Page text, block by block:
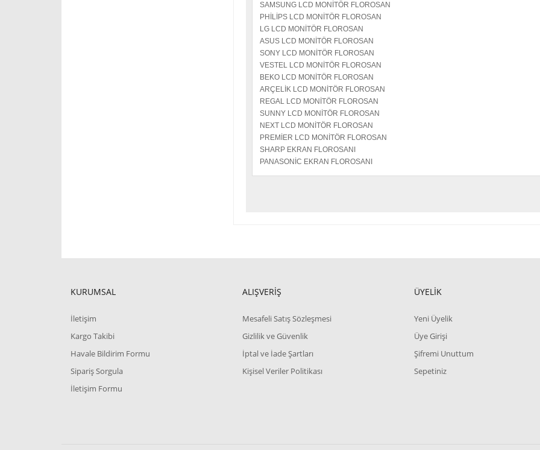
SAMSUNG LCD MONİTÖR FLOROSAN
PHİLİPS LCD MONİTÖR FLOROSAN
LG LCD MONİTÖR FLOROSAN
ASUS LCD MONİTÖR FLOROSAN
SONY LCD MONİTÖR FLOROSAN
VESTEL LCD MONİTÖR FLOROSAN
BEKO LCD MONİTÖR FLOROSAN
ARÇELİK LCD MONİTÖR FLOROSAN
REGAL LCD MONİTÖR FLOROSAN
SUNNY LCD MONİTÖR FLOROSAN
NEXT LCD MONİTÖR FLOROSAN
PREMİER LCD MONİTÖR FLOROSAN
SHARP EKRAN FLOROSANI
PANASONİC EKRAN FLOROSANI
KURUMSAL
İletişim
Kargo Takibi
Havale Bildirim Formu
Sipariş Sorgula
İletişim Formu
ALIŞVERİŞ
Mesafeli Satış Sözleşmesi
Gizlilik ve Güvenlik
İptal ve İade Şartları
Kişisel Veriler Politikası
ÜYELİK
Yeni Üyelik
Üye Girişi
Şifremi Unuttum
Sepetiniz